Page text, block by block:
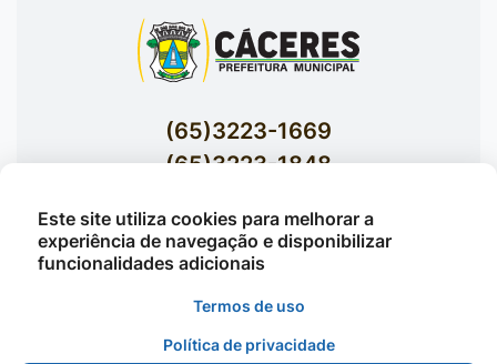
(65)3223-1669
(65)3223-1848
Av. Brasil nº 119 Bairro Jardim Celeste -
Cáceres
©2026 - Prefeitura Municipal de Cáceres - Todos os
Este site utiliza cookies para melhorar a
experiência de navegação e disponibilizar
funcionalidades adicionais
Termos de uso
Política de privacidade